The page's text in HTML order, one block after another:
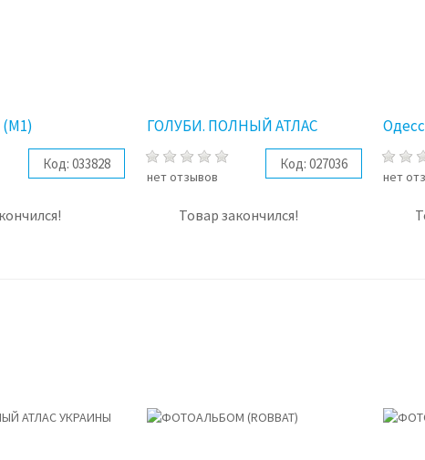
Код: 033828
ГОЛУБИ. ПОЛНЫЙ АТЛАС
нет отзывов
Код: 027036
Товар закончился!
нет